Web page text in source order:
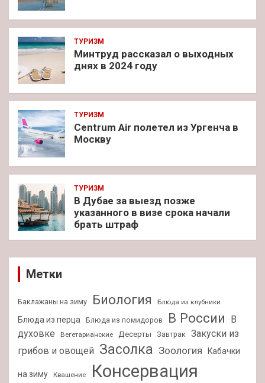
ТУРИЗМ
Минтруд рассказал о выходных
днях в 2024 году
ТУРИЗМ
Centrum Air полетел из Ургенча в
Москву
ТУРИЗМ
В Дубае за выезд позже
указанного в визе срока начали
брать штраф
Метки
Баклажаны на зиму Биология Блюда из клубники
Блюда из перца Блюда из помидоров В России
В
духовке
Вегетарианские Десерты Завтрак
Закуски из
грибов и овощей Засолка Зоология Кабачки
на зиму Квашение Консервация